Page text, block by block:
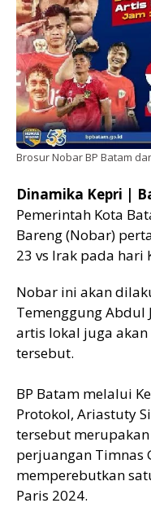
Brosur Nobar BP Batam
Dinamika Kepri |
Pemerintah Kota
Bareng (Nobar)
23 vs Irak pada hari
Nobar ini akan
Temenggung Abdul
artis lokal juga
tersebut.
BP Batam melalui
Protokol, Ariastuty
tersebut
perjuangan Timnas
memperebutkan
Paris 2024.